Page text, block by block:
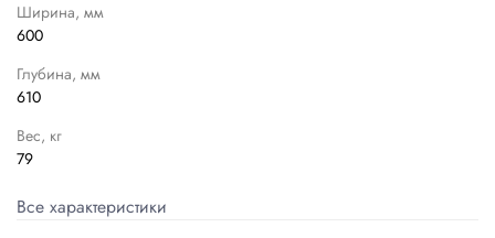
Ширина, мм
600
Глубина, мм
610
Вес, кг
79
Все характеристики